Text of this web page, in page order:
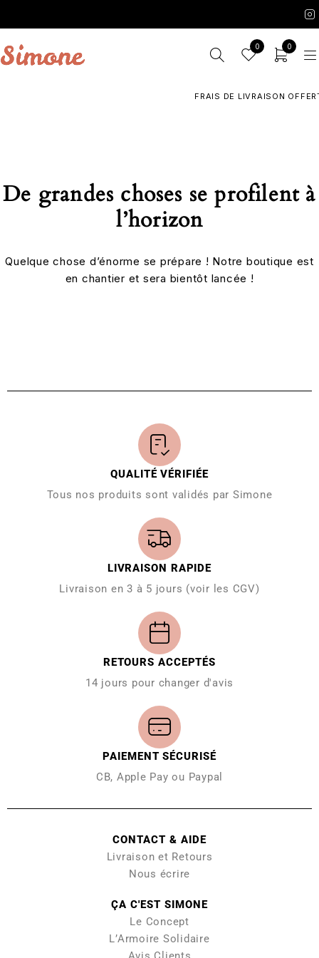
0 0
FRAIS DE LIVRAISON
De grandes choses se profilent à
l’horizon
Quelque chose d’énorme se prépare ! Notre boutique est
en chantier et sera bientôt lancée !
QUALITÉ VÉRIFIÉE
Tous nos produits sont validés par Simone
LIVRAISON RAPIDE
Livraison en 3 à 5 jours (voir les CGV)
RETOURS ACCEPTÉS
14 jours pour changer d'avis
PAIEMENT SÉCURISÉ
CB, Apple Pay ou Paypal
CONTACT & AIDE
Livraison et Retours
Nous écrire
ÇA C'EST SIMONE
Le Concept
L’Armoire Solidaire